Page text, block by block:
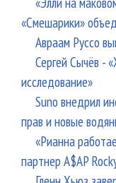
«Смешарики»
Авраам Руссо
Сергей Сычёв -
исследование»
Suno внедрил
прав и новые
«Рианна
партнер A$AP